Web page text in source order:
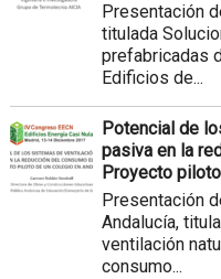
Presentación
titulada
prefabricadas
Edificios de...
Potencial de
pasiva en la
Proyecto
Presentación
Andalucía,
ventilación
consumo...